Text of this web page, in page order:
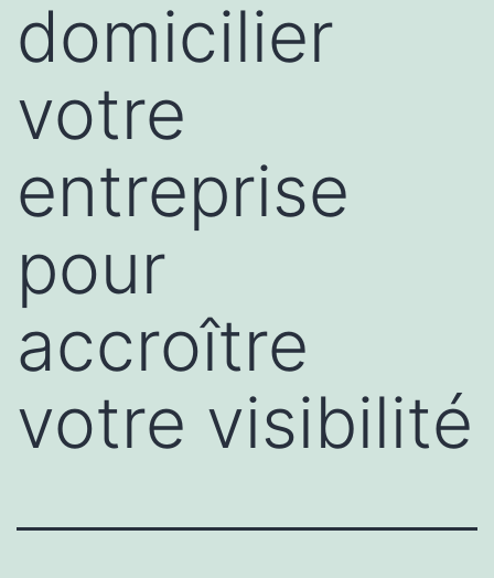
domicilier
votre
entreprise
pour
accroître
votre visibilité